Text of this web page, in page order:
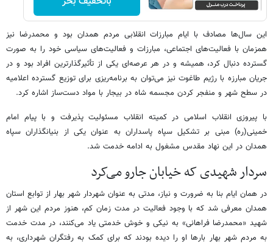
این سال‌ها مصادف با ایام مبارزات انقلابی مردم همدان بود و محمدرضا نیز
همزمان با فعالیت‌های اجتماعی، مبارزات و فعالیت‌های سیاسی‌ خود را به صورت
گسترده دنبال ‌کرد، همیشه و در هر عرصه‌ای یکی از تأثیرگذارترین افراد بود و در
جریان مبارزه با رژیم طاغوت نیز می‌توان به برنامه‌ریزی برای توزیع گسترده اعلامیه
در سطح شهر و منفجر کردن مجسمه شاه در بیجار با مواد دست‌ساز اشاره کرد.
با پیروزی انقلاب اسلامی در کمیته انقلاب مسئولیت پذیرفت و با پیام امام
خمینی(ره) مبنی بر تشکیل سپاه پاسداران به عنوان یکی از بنیانگذاران سپاه
همدان در این نهاد مقدس مشغول به ادامه خدمت شد.
سردار شهیدی که خیابان جارو می‌کرد
در همان ایام بنا به ضرورت و نیاز، مدتی به عنوان شهردار شهر بهار از توابع استان
همدان معرفی شد که با وجود فعالیت در مدت زمان کم، هنوز مردم این شهر از
شهید «محمدرضا فراهانی» به نیکی و خوش خدمتی یاد می‌کنند، در مدت خدمت
به مردم شهر بهار بارها او را دیده بودند که برای کمک به رفتگران شهرداری، به